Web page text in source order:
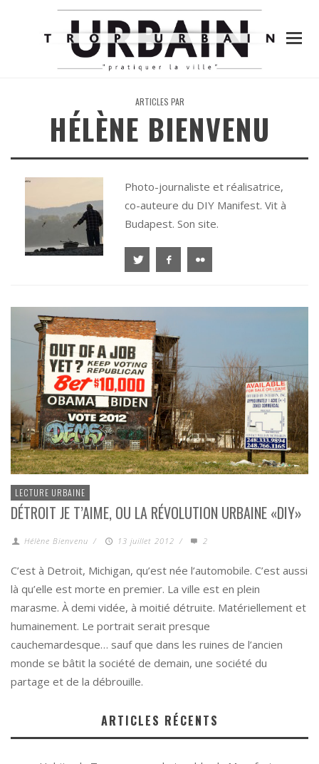
ARTICLES PAR
HÉLÈNE BIENVENU
Photo-journaliste et réalisatrice,
co-auteure du DIY Manifest. Vit à
Budapest. Son site.
LECTURE URBAINE
DÉTROIT JE T’AIME, OU LA RÉVOLUTION URBAINE «DIY»
Hélène Bienvenu / 13 juillet 2012 / 2
C’est à Detroit, Michigan, qu’est née l’automobile. C’est aussi
là qu’elle est morte en premier. La ville est en plein
marasme. À demi vidée, à moitié détruite. Matériellement et
humainement. Le portrait serait presque
cauchemardesque… sauf que dans les ruines de l’ancien
monde se bâtit la société de demain, une société du
partage et de la débrouille.
ARTICLES RÉCENTS